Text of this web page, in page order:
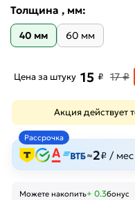
Толщина , мм:
40 мм 60 мм
Цена за штуку 15 ₽ 17 ₽
Акция действует
Рассрочка
≈2₽ /
Можете накопить+ 0.3бонус